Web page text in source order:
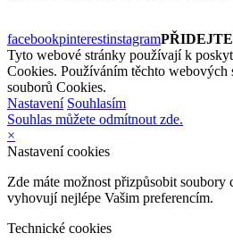
facebookpinterestinstagram
Tyto webové stránky používají k
Cookies. Používáním těchto webových
souborů Cookies.
Nastavení Souhlasím
Souhlas můžete odmítnout zde.
×
Nastavení cookies
Zde máte možnost přizpůsobit soubory
vyhovují nejlépe Vašim preferencím.
Technické cookies